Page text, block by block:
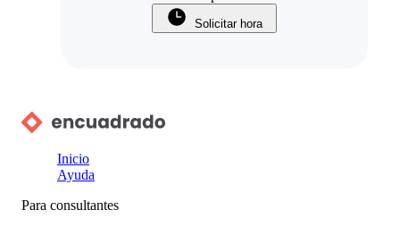
Solicitar hora
Inicio
Ayuda
Para consultantes